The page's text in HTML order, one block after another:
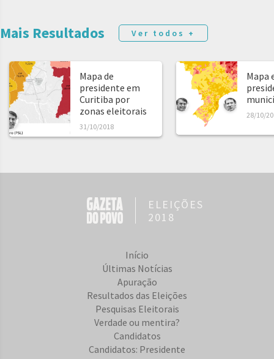
Mais Resultados Ver todos +
Mapa de
presidente em
Curitiba por
zonas eleitorais
31/10/2018
Mapa
28/10/
ELEIÇÕES
2018
Início
Últimas Notícias
Apuração
Resultados das Eleições
Pesquisas Eleitorais
Verdade ou mentira?
Candidatos
Candidatos: Presidente